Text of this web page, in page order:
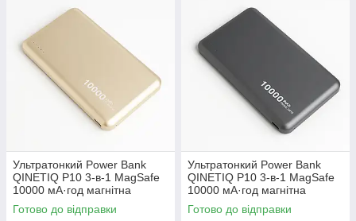
Ультратонкий Power Bank
QINETIQ P10 3-в-1 MagSafe
10000 мА·год магнітна
бездротова зарядка 20 Вт
для iPhone Золотий
Готово до відправки
Ультратонкий Power Bank
QINETIQ P10 3-в-1 MagSafe
10000 мА·год магнітна
бездротова зарядка 20 Вт
для iPhone Сірий
Готово до відправки